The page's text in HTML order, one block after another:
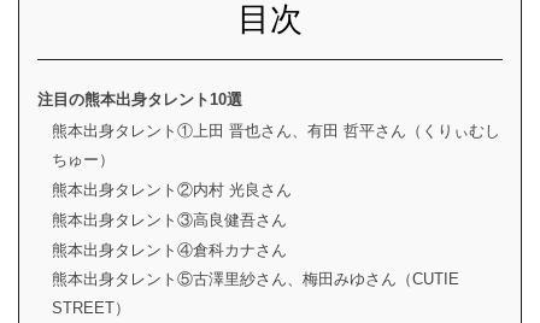
目次
注目の熊本出身タレント10選
熊本出身タレント①上田 晋也さん、有田 哲平さん（くりぃむし
ちゅー）
熊本出身タレント②内村 光良さん
熊本出身タレント③高良健吾さん
熊本出身タレント④倉科カナさん
熊本出身タレント⑤古澤里紗さん、梅田みゆさん（CUTIE
STREET）